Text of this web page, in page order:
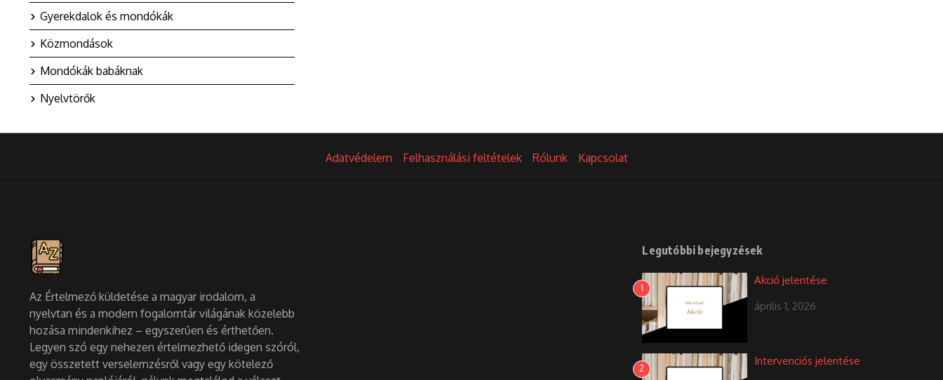
Gyerekdalok és mondókák
Közmondások
Mondókák babáknak
Nyelvtörők
Adatvédelem Felhasználási feltételek Rólunk Kapcsolat
Az Értelmező küldetése a magyar irodalom, a
nyelvtan és a modern fogalomtár világának közelebb
hozása mindenkihez – egyszerűen és érthetően.
Legyen szó egy nehezen értelmezhető idegen szóról,
egy összetett verselemzésről vagy egy kötelező
Legutóbbi bejegyzések
1
Akció jelentése
április 1, 2026
2
Intervenciós jelentése